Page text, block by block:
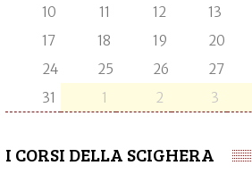
10
11 12 13
17
18 19 20
24
25 26 27
31
1 2 3
I CORSI DELLA SCIGHERA